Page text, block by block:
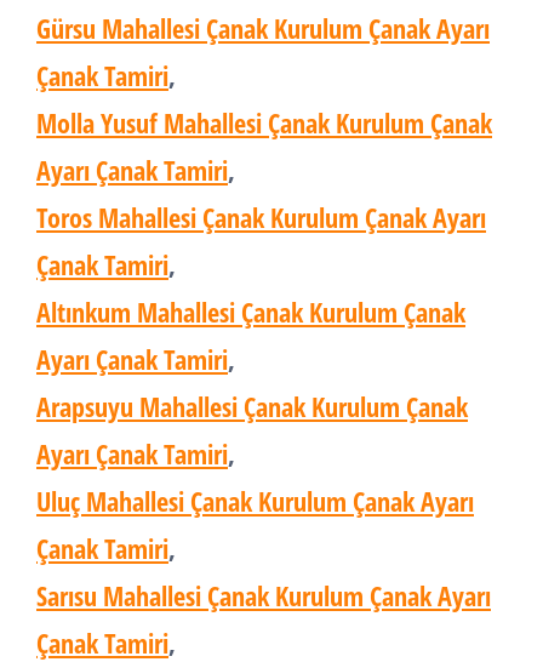
Gürsu Mahallesi Çanak Kurulum Çanak Ayarı
Çanak Tamiri,
Molla Yusuf Mahallesi Çanak Kurulum Çanak
Ayarı Çanak Tamiri,
Toros Mahallesi Çanak Kurulum Çanak Ayarı
Çanak Tamiri,
Altınkum Mahallesi Çanak Kurulum Çanak
Ayarı Çanak Tamiri,
Arapsuyu Mahallesi Çanak Kurulum Çanak
Ayarı Çanak Tamiri,
Uluç Mahallesi Çanak Kurulum Çanak Ayarı
Çanak Tamiri,
Sarısu Mahallesi Çanak Kurulum Çanak Ayarı
Çanak Tamiri,